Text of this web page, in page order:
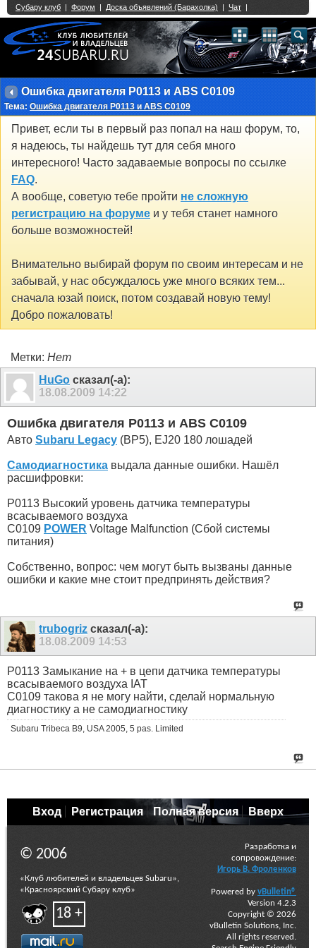
Ошибка двигателя P0113 и ABS С0109
Тема: Ошибка двигателя P0113 и ABS С0109
Привет, если ты в первый раз попал на наш форум, то,
я надеюсь, ты найдешь тут для себя много
интересного! Часто задаваемые вопросы по ссылке
FAQ.
А вообще, советую тебе пройти не сложную
регистрацию на форуме и у тебя станет намного
больше возможностей!
Внимательно выбирай форум по своим интересам и не
забывай, у нас обсуждалось уже много всяких тем...
сначала юзай поиск, потом создавай новую тему!
Добро пожаловать!
Метки: Нет
HuGo сказал(-а):
18.08.2009 14:22
Ошибка двигателя P0113 и ABS С0109
Авто Subaru Legacy (BP5), EJ20 180 лошадей
Самодиагностика выдала данные ошибки. Нашёл
расшифровки:
P0113 Высокий уровень датчика температуры
всасываемого воздуха
C0109 POWER Voltage Malfunction (Сбой системы
питания)
Собственно, вопрос: чем могут быть вызваны данные
ошибки и какие мне стоит предпринять действия?
trubogriz сказал(-а):
18.08.2009 14:53
P0113 Замыкание на + в цепи датчика температуры
всасываемого воздуха IAT
C0109 такова я не могу найти, сделай нормальную
диагностику а не самодиагностику
Subaru Tribeca B9, USA 2005, 5 pas. Limited
Вход Регистрация Полная версия Вверх
© 2006
«Клуб любителей и владельцев Subaru»,
«Красноярский Субару клуб»
18 +
Разработка и
сопровождение:
Игорь В. Фроленков
Powered by vBulletin®
Version 4.2.3
Copyright © 2026
vBulletin Solutions, Inc.
All rights reserved.
Single Sign On provided byvBSSO
2 3 4 5 6 7 8 9 10 11 12 13 14 15 16 17 18 21 22 23 24 25 26
27 28 29 30 31 32 33 34 35 36 37 38 39 40 41 42 43